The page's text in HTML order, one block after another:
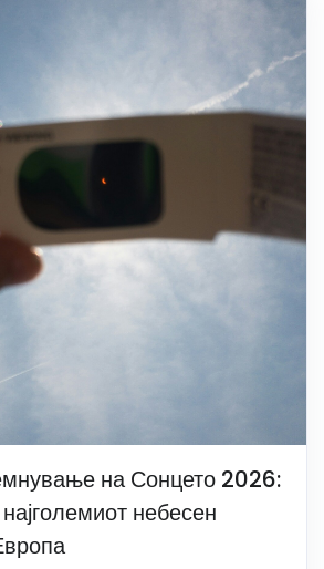
на Сонцето 2026:
небесен